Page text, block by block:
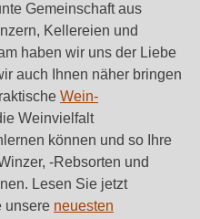
Gemeinschaft aus
Kellereien und
haben wir uns der Liebe
auch Ihnen näher bringen
Wein-
Weinvielfalt
können und so Ihre
-Rebsorten und
Lesen Sie jetzt
unsere neuesten